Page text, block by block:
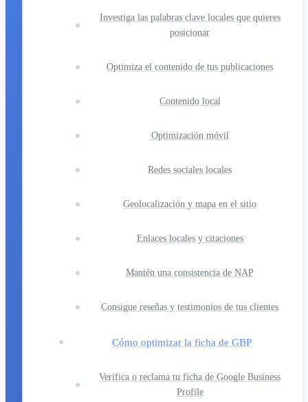
Investiga las palabras clave locales que quieres
posicionar
Optimiza el contenido de tus publicaciones
Contenido local
Optimización móvil
Redes sociales locales
Geolocalización y mapa en el sitio
Enlaces locales y citaciones
Mantén una consistencia de NAP
Consigue reseñas y testimonios de tus clientes
Cómo optimizar la ficha de GBP
Verifica o reclama tu ficha de Google Business
Profile